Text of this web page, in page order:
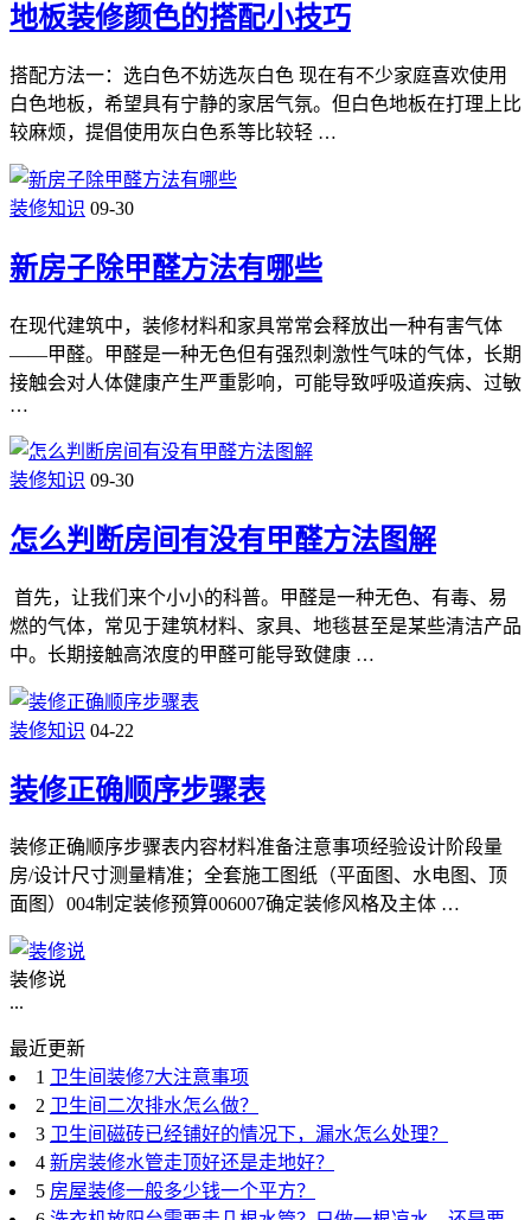
地板装修颜色的搭配小技巧
搭配方法一：选白色不妨选灰白色 现在有不少家庭喜欢使用
白色地板，希望具有宁静的家居气氛。但白色地板在打理上比
较麻烦，提倡使用灰白色系等比较轻 …
装修知识 09-30
新房子除甲醛方法有哪些
在现代建筑中，装修材料和家具常常会释放出一种有害气体
——甲醛。甲醛是一种无色但有强烈刺激性气味的气体，长期
接触会对人体健康产生严重影响，可能导致呼吸道疾病、过敏
…
装修知识 09-30
怎么判断房间有没有甲醛方法图解
首先，让我们来个小小的科普。甲醛是一种无色、有毒、易
燃的气体，常见于建筑材料、家具、地毯甚至是某些清洁产品
中。长期接触高浓度的甲醛可能导致健康 …
装修知识 04-22
装修正确顺序步骤表
装修正确顺序步骤表内容材料准备注意事项经验设计阶段量
房/设计尺寸测量精准；全套施工图纸（平面图、水电图、顶
面图）004制定装修预算006007确定装修风格及主体 …
装修说
...
最近更新
1
卫生间装修7大注意事项
2
卫生间二次排水怎么做？
3
卫生间磁砖已经铺好的情况下，漏水怎么处理？
4 新房装修水管走顶好还是走地好？
5 房屋装修一般多少钱一个平方？